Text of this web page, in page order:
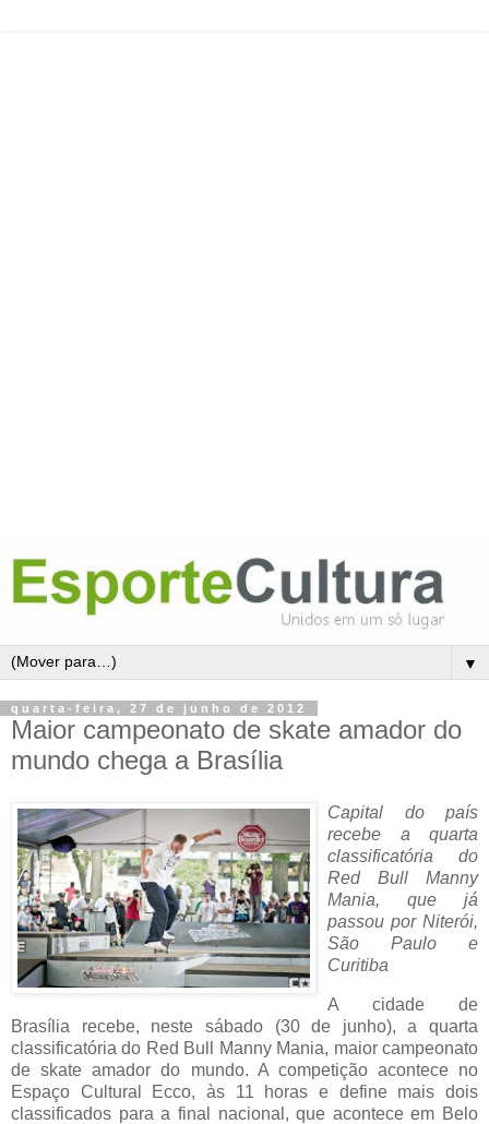
▼
quarta-feira, 27 de junho de 2012
Maior campeonato de skate amador do
mundo chega a Brasília
Capital do país
recebe a quarta
classificatória do
Red Bull Manny
Mania, que já
passou por Niterói,
São Paulo e
Curitiba
A cidade de
Brasília recebe, neste sábado (30 de junho), a quarta
classificatória do Red Bull Manny Mania, maior campeonato
de skate amador do mundo. A competição acontece no
Espaço Cultural Ecco, às 11 horas e define mais dois
classificados para a final nacional, que acontece em Belo